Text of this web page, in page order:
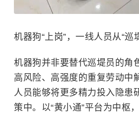
机器狗“上岗”，一线人员从“巡
机器狗并非要替代巡堤员的角
高风险、高强度的重复劳动中
人员能够将更多精力投入隐患
策中。以“黄小通”平台为中枢